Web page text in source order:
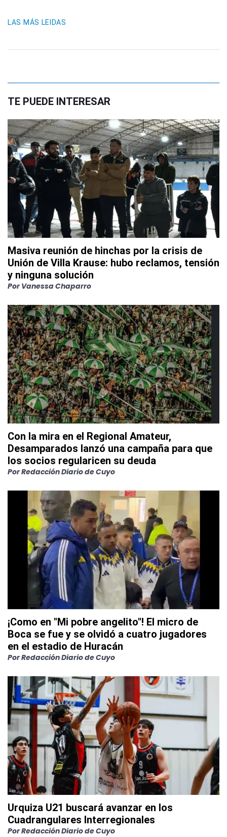
LAS MÁS LEIDAS
TE PUEDE INTERESAR
Masiva reunión de hinchas por la crisis de
Unión de Villa Krause: hubo reclamos, tensión
y ninguna solución
Por Vanessa Chaparro
Con la mira en el Regional Amateur,
Desamparados lanzó una campaña para que
los socios regularicen su deuda
PorRedacción Diario de Cuyo
¡Como en "Mi pobre angelito"! El micro de
Boca se fue y se olvidó a cuatro jugadores
en el estadio de Huracán
PorRedacción Diario de Cuyo
Urquiza U21 buscará avanzar en los
Cuadrangulares Interregionales
PorRedacción Diario de Cuyo